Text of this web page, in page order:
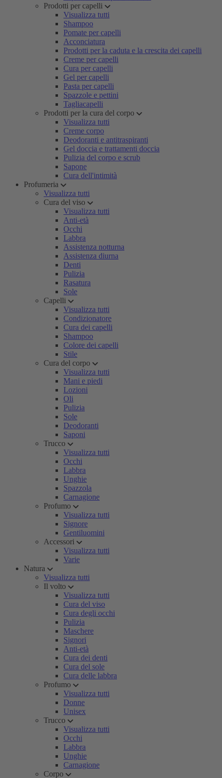
Prodotti per capelli
Visualizza tutti
Shampoo
Pomate per capelli
Acconciatura
Prodotti per la caduta e la crescita dei capelli
Creme per capelli
Cura per capelli
Gel per capelli
Pasta per capelli
Spazzole e pettini
Tagliacapelli
Prodotti per la cura del corpo
Visualizza tutti
Creme corpo
Deodoranti e antitraspiranti
Gel doccia e trattamenti doccia
Pulizia del corpo e scrub
Sapone
Cura dell'intimità
Profumeria
Visualizza tutti
Cura del viso
Visualizza tutti
Anti-età
Occhi
Labbra
Assistenza notturna
Assistenza diurna
Denti
Pulizia
Rasatura
Sole
Capelli
Visualizza tutti
Condizionatore
Cura dei capelli
Shampoo
Colore dei capelli
Stile
Cura del corpo
Visualizza tutti
Mani e piedi
Lozioni
Oli
Pulizia
Sole
Deodoranti
Saponi
Trucco
Visualizza tutti
Occhi
Labbra
Unghie
Spazzola
Carnagione
Profumo
Visualizza tutti
Signore
Gentiluomini
Accessori
Visualizza tutti
Varie
Natura
Visualizza tutti
Il volto
Visualizza tutti
Cura del viso
Cura degli occhi
Pulizia
Maschere
Signori
Anti-età
Cura dei denti
Cura del sole
Cura delle labbra
Profumo
Visualizza tutti
Donne
Unisex
Trucco
Visualizza tutti
Occhi
Labbra
Unghie
Carnagione
Corpo